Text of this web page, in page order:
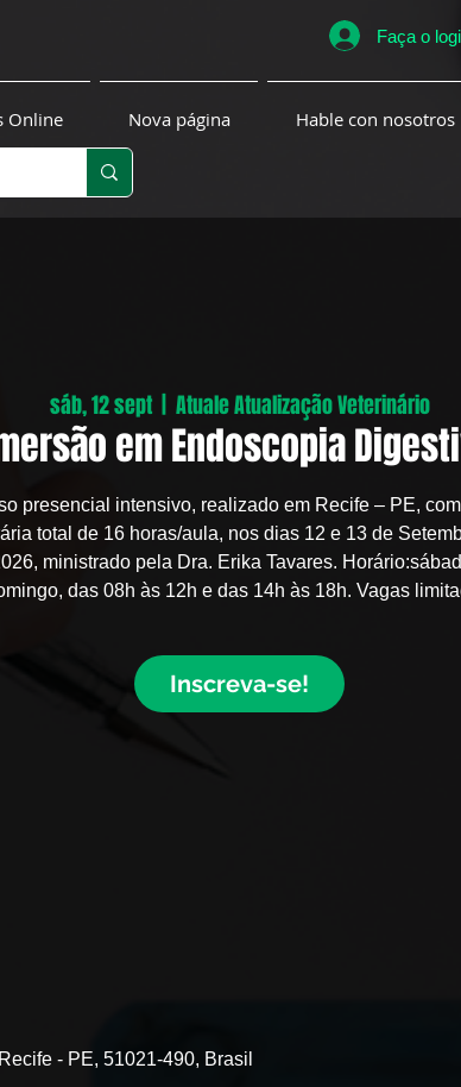
Faça o
Online Nova página Hable con nosotros
sáb, 12 sept
  |
Atuale Atualização Veterinário
em Endoscopia
presencial intensivo, realizado em Recife – PE,
total de 16 horas/aula, nos dias 12 e 13 de
ministrado pela Dra. Erika Tavares.
das 08h às 12h e das 14h às 18h. Vagas
Inscreva-se!
- PE, 51021-490, Brasil